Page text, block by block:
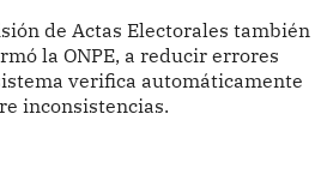
de Actas Electorales también
la ONPE, a reducir errores
verifica automáticamente
inconsistencias.